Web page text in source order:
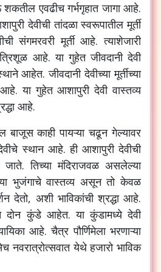
एवढीच गर्भगृहात जागा आहे.
देवीची तांदळा स्वरूपातील मूर्ती
संगमरवरी मूर्ती आहे. त्याशेजारी
आहे. या गुहेत जीवदानी देवी
आहेत. जीवदानी देवीच्या मूर्तीच्या
या गुहेत आशापुरी देवी वास्तव्य
आहे.
बाजूस काही पायऱ्या चढून गेल्यावर
स्थान आहे. ही आशापुरी देवीची
तिच्या मंदिराजवळ असलेल्या
भुजंगाचे वास्तव्य असून तो केवळ
देतो, अशी भाविकांची श्रद्धा आहे.
दोन कुंडे आहेत. या कुंडामध्ये देवी
आहे. चैत्र पौर्णिमेला भरणाऱ्या
नवरात्रोत्सवात येथे हजारो भाविक